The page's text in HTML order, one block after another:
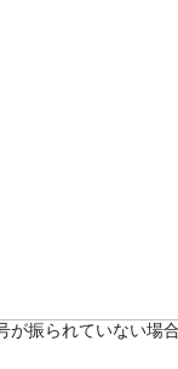
振られていない場合